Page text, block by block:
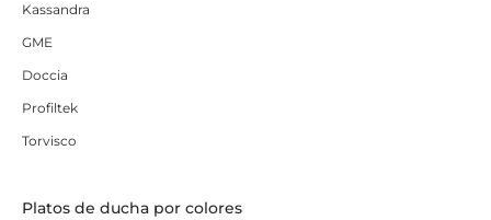
Kassandra
GME
Doccia
Profiltek
Torvisco
Platos de ducha por colores